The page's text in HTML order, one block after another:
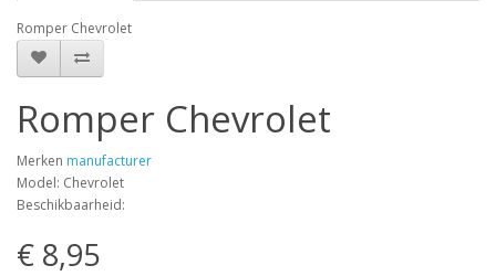
Romper Chevrolet
Romper Chevrolet
Merken manufacturer
Model: Chevrolet
Beschikbaarheid:
€ 8,95